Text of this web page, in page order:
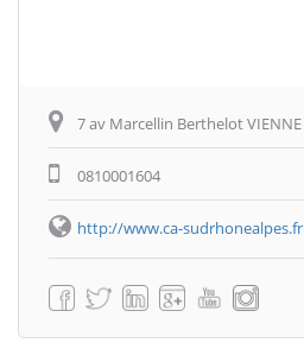
7 av Marcellin Berthelot VIENNE
0810001604
http://www.ca-sudrhonealpes.fr